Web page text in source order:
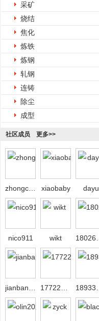
采矿
烧结
焦化
炼铁
炼钢
轧钢
连铸
除尘
成型
社区成员 更多>>
xiaobaby dayu
nico911 wikt